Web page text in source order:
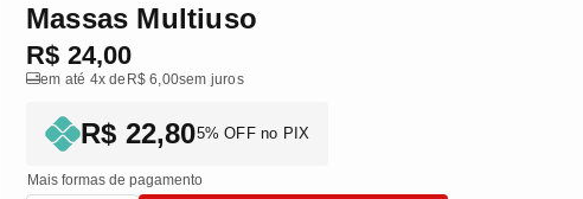
Massas Multiuso
R$ 24,00
em até 4x de R$ 6,00sem juros
R$ 22,805% OFF no PIX
Mais formas de pagamento